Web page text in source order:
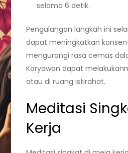
selama 6 detik.
Pengulangan langkah ini
dapat meningkatkan
mengurangi rasa cemas
Karyawan dapat
atau di ruang istirahat.
Meditasi
Kerja